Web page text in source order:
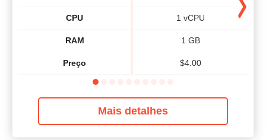
CPU
RAM
Preço
1 vCPU
1 GB
$4.00
Mais detalhes